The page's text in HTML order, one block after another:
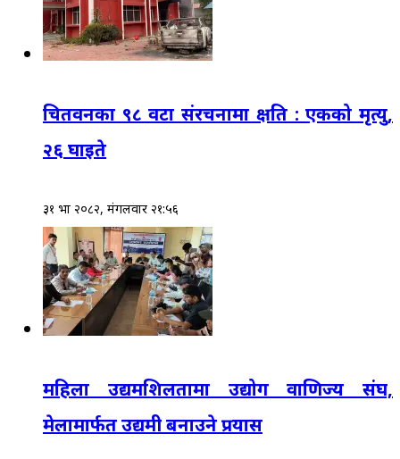
चितवनका ९८ वटा संरचनामा क्षति : एकको मृत्यु,
२६ घाइते
३१ भाद्र २०८२, मंगलवार २१:५६
महिला उद्यमशिलतामा उद्योग वाणिज्य संघ,
मेलामार्फत उद्यमी बनाउने प्रयास